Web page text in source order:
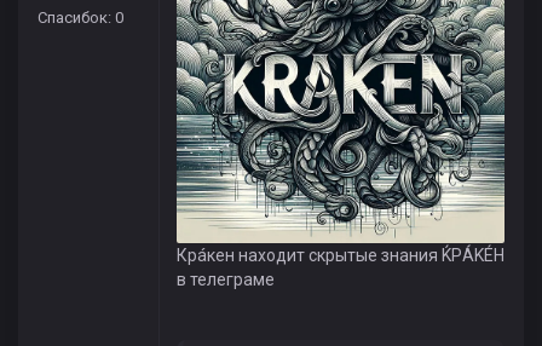
Спасибок: 0
Крáкен находит скрытые знания ЌРÁKÉH
в телеграме